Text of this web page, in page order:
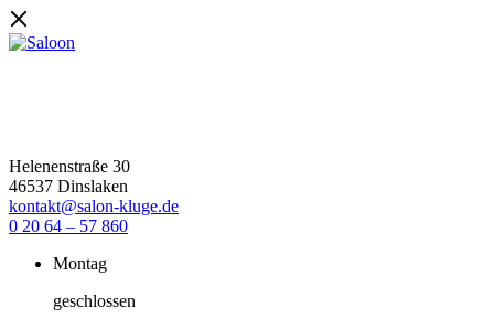
Helenenstraße 30
46537 Dinslaken
kontakt@salon-kluge.de
0 20 64 – 57 860
Montag
geschlossen